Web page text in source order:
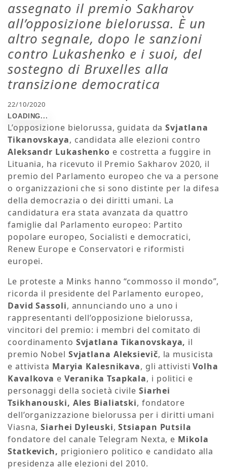
assegnato il premio Sakharov
all’opposizione bielorussa. È un
altro segnale, dopo le sanzioni
contro Lukashenko e i suoi, del
sostegno di Bruxelles alla
transizione democratica
22/10/2020
L’opposizione bielorussa, guidata daSvjatlana
Tikanovskaya, candidata alle elezioni contro
Aleksandr Lukashenko e costretta a fuggire in
Lituania, ha ricevuto il Premio Sakharov 2020, il
premio del Parlamento europeo che va a persone
o organizzazioni che si sono distinte per la difesa
della democrazia o dei diritti umani. La
candidatura era stata avanzata da quattro
famiglie dal Parlamento europeo: Partito
popolare europeo, Socialisti e democratici,
Renew Europe e Conservatori e riformisti
europei.
Le proteste a Minks hanno “commosso il mondo”,
ricorda il presidente del Parlamento europeo,
David Sassoli, annunciando uno a uno i
rappresentanti dell’opposizione bielorussa,
vincitori del premio: i membri del comitato di
coordinamento Svjatlana Tikanovskaya, il
premio Nobel Svjatlana Aleksievič, la musicista
e attivista Maryia Kalesnikava, gli attivistiVolha
Kavalkova e Veranika Tsapkala, i politici e
personaggi della società civile Siarhei
Tsikhanouski, Ales Bialiatski, fondatore
dell’organizzazione bielorussa per i diritti umani
Viasna,Siarhei Dyleuski,Stsiapan Putsila
fondatore del canale Telegram Nexta, e Mikola
Statkevich, prigioniero politico e candidato alla
presidenza alle elezioni del 2010.